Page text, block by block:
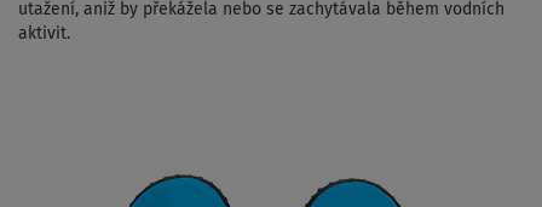
utažení, aniž by překážela nebo se zachytávala během vodních
aktivit.